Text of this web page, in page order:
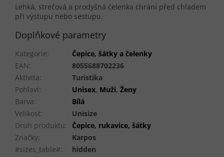
Lehká, strečová a prodyšná čelenka chrání před chladem
při výstupu nebo sestupu.
Doplňkové parametry
Kategorie:
Čepice, šátky a čelenky
EAN:
8055688702236
Aktivita:
Turistika
Pohlaví: Unisex, Muži, Ženy
Barva:
Bílá
Velikost:
Unisize
Druh produktu:
Čepice, rukavice, šátky
Značky:
Karpos
#sizes_table#: hidden